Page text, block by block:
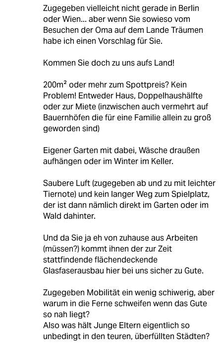
Zugegeben vielleicht nicht gerade in Berlin
oder Wien... aber wenn Sie sowieso vom
Besuchen der Oma auf dem Lande Träumen
habe ich einen Vorschlag für Sie.
Kommen Sie doch zu uns aufs Land!
200m² oder mehr zum Spottpreis? Kein
Problem! Entweder Haus, Doppelhaushälfte
oder zur Miete (inzwischen auch vermehrt auf
Bauernhöfen die für eine Familie allein zu groß
geworden sind)
Eigener Garten mit dabei, Wäsche draußen
aufhängen oder im Winter im Keller.
Saubere Luft (zugegeben ab und zu mit leichter
Tiernote) und kein langer Weg zum Spielplatz,
der ist dann nämlich direkt im Garten oder im
Wald dahinter.
Und da Sie ja eh von zuhause aus Arbeiten
(müssen?) kommt ihnen der zur Zeit
stattfindende flächendeckende
Glasfaserausbau hier bei uns sicher zu Gute.
Zugegeben Mobilität ein wenig schiwerig, aber
warum in die Ferne schweifen wenn das Gute
so nah liegt?
Also was hält Junge Eltern eigentlich so
unbedingt in den teuren, überfüllten Städten?